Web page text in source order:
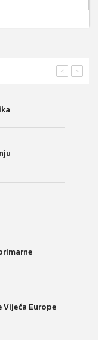
>
<
Europe